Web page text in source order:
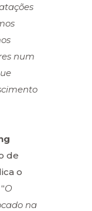
num
de
o
O
na